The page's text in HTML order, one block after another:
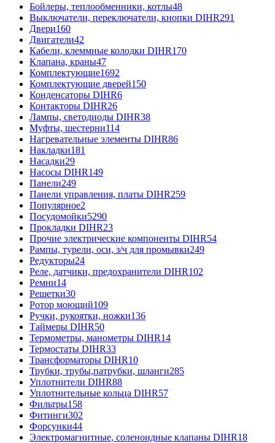
Бойлеры, теплообменники, котлы48
Выключатели, переключатели, кнопки DIHR291
Двери160
Двигатели42
Кабели, клеммные колодки DIHR170
Клапана, краны47
Комплектующие1692
Комплектующие дверей150
Конденсаторы DIHR6
Контакторы DIHR26
Лампы, светодиоды DIHR38
Муфты, шестерни114
Нагревательные элементы DIHR86
Накладки181
Насадки29
Насосы DIHR149
Панели249
Панели управления, платы DIHR259
Популярное2
Посудомойки5290
Прокладки DIHR23
Прочие электрические компоненты DIHR54
Рампы, турели, оси, з/ч для промывки249
Редукторы24
Реле, датчики, предохранители DIHR102
Ремни14
Решетки30
Ротор моющий109
Ручки, рукоятки, ножки136
Таймеры DIHR50
Термометры, манометры DIHR14
Термостаты DIHR33
Трансформаторы DIHR10
Трубки, трубы,патрубки, шланги285
Уплотнители DIHR88
Уплотнительные кольца DIHR57
Фильтры158
Фитинги302
Форсунки44
Электромагнитные, соленоидные клапаны DIHR18